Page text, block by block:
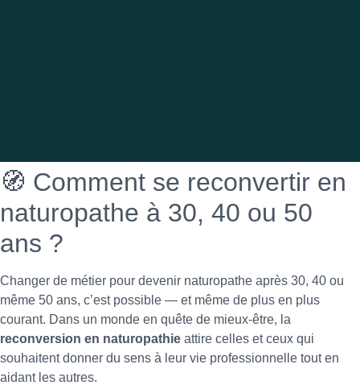
🧭 Comment se reconvertir en
naturopathe à 30, 40 ou 50
ans ?
Changer de métier pour devenir naturopathe après 30, 40 ou
même 50 ans, c’est possible — et même de plus en plus
courant. Dans un monde en quête de mieux-être, la
reconversion en naturopathie attire celles et ceux qui
souhaitent donner du sens à leur vie professionnelle tout en
aidant les autres.